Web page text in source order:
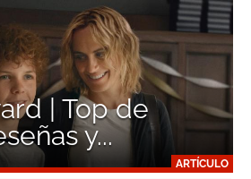
ARTÍCULO
| Top de
y...